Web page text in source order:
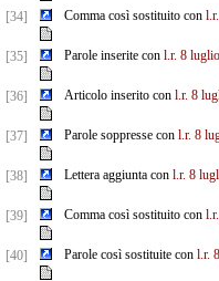
[34] Comma così sostituito con
[35] Parole inserite con l.r. 8
[36] Articolo inserito con l.r. 8
[37] Parole soppresse con l.r. 8
[38] Lettera aggiunta con l.r. 8
[39] Comma così sostituito con
[40] Parole così sostituite con l.r.